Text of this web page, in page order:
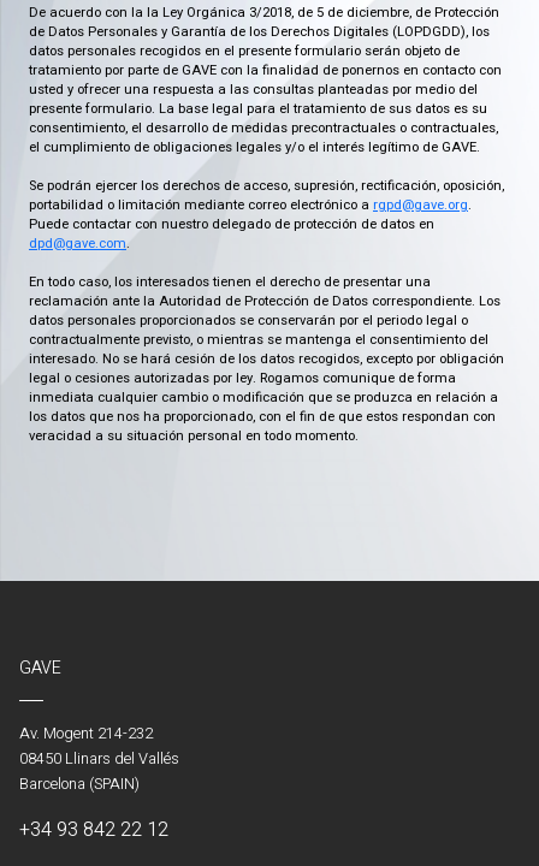
De acuerdo con la la Ley Orgánica 3/2018, de 5 de diciembre, de Protección
de Datos Personales y Garantía de los Derechos Digitales (LOPDGDD), los
datos personales recogidos en el presente formulario serán objeto de
tratamiento por parte de GAVE con la finalidad de ponernos en contacto con
usted y ofrecer una respuesta a las consultas planteadas por medio del
presente formulario. La base legal para el tratamiento de sus datos es su
consentimiento, el desarrollo de medidas precontractuales o contractuales,
el cumplimiento de obligaciones legales y/o el interés legítimo de GAVE.
Se podrán ejercer los derechos de acceso, supresión, rectificación, oposición,
portabilidad o limitación mediante correo electrónico a rgpd@gave.org.
Puede contactar con nuestro delegado de protección de datos en
dpd@gave.com.
En todo caso, los interesados tienen el derecho de presentar una
reclamación ante la Autoridad de Protección de Datos correspondiente. Los
datos personales proporcionados se conservarán por el periodo legal o
contractualmente previsto, o mientras se mantenga el consentimiento del
interesado. No se hará cesión de los datos recogidos, excepto por obligación
legal o cesiones autorizadas por ley. Rogamos comunique de forma
inmediata cualquier cambio o modificación que se produzca en relación a
los datos que nos ha proporcionado, con el fin de que estos respondan con
veracidad a su situación personal en todo momento.
GAVE
Av. Mogent 214-232
08450 Llinars del Vallés
Barcelona (SPAIN)
+34 93 842 22 12